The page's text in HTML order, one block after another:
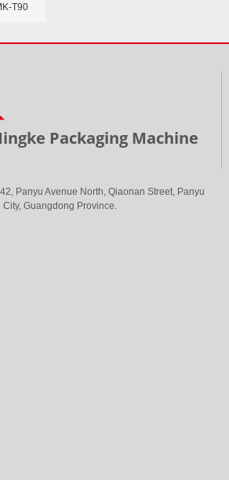
T90
Packaging Machine
Panyu Avenue North, Qiaonan Street, Panyu
Guangdong Province.